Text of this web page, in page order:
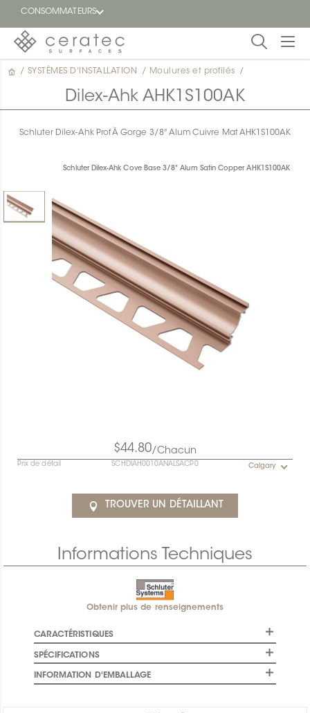
CONSOMMATEURS
En
vedette
un
/ SYSTÈMES D'INSTALLATION / Moulures et profilés /
Dilex-Ahk AHK1S100AK
Schluter Dilex-Ahk Prof À Gorge 3/8" Alum Cuivre Mat AHK1S100AK
Schluter Dilex-Ahk Cove Base 3/8" Alum Satin Copper AHK1S100AK
$44.80/Chacun
Prix de détail SCHDIAH0010ANALSACP0 Calgary
TROUVER UN DÉTAILLANT
Informations Techniques
Obtenir plus de renseignements
CARACTÉRISTIQUES
SPÉCIFICATIONS
INFORMATION D'EMBALLAGE